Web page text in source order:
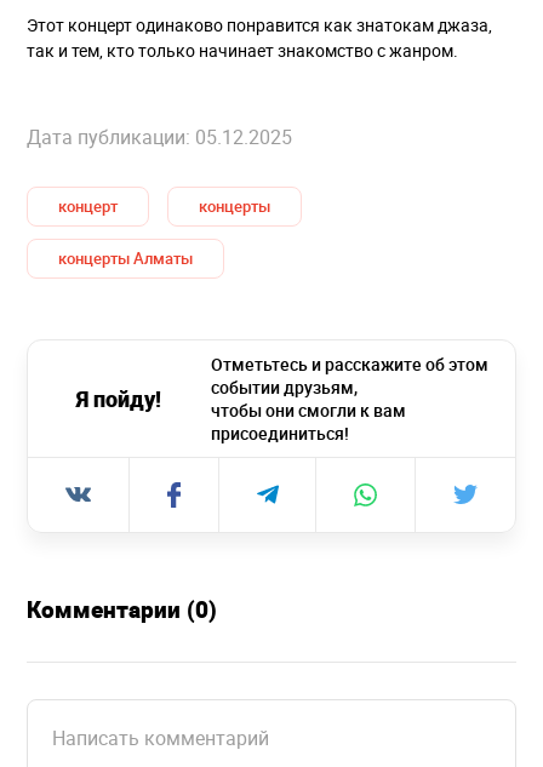
Этот концерт одинаково понравится как знатокам джаза,
так и тем, кто только начинает знакомство с жанром.
Дата публикации: 05.12.2025
концерт концерты
концерты Алматы
Я пойду!
Отметьтесь и расскажите об этом
событии друзьям,
чтобы они смогли к вам
присоединиться!
Комментарии (0)